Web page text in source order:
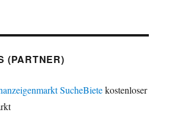
(PARTNER)
SucheBietekostenloser